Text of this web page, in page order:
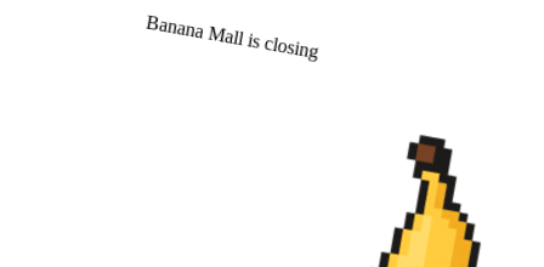
Banana Mall is closing